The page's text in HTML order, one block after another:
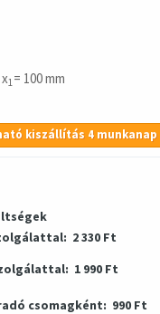
1= 100 mm
kiszállítás 4 munkanap
2 330 Ft
1 990 Ft
csomagként: 990 Ft